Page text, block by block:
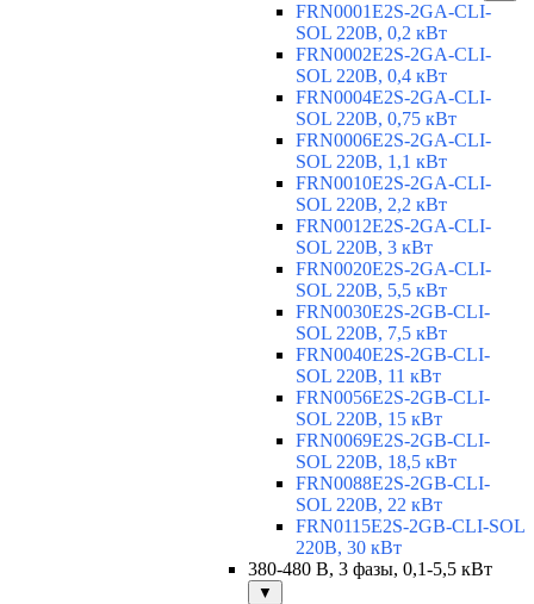
FRN0001E2S-2GA-CLI-
SOL 220В, 0,2 кВт
FRN0002E2S-2GA-CLI-
SOL 220В, 0,4 кВт
FRN0004E2S-2GA-CLI-
SOL 220В, 0,75 кВт
FRN0006E2S-2GA-CLI-
SOL 220В, 1,1 кВт
FRN0010E2S-2GA-CLI-
SOL 220В, 2,2 кВт
FRN0012E2S-2GA-CLI-
SOL 220В, 3 кВт
FRN0020E2S-2GA-CLI-
SOL 220В, 5,5 кВт
FRN0030E2S-2GB-CLI-
SOL 220В, 7,5 кВт
FRN0040E2S-2GB-CLI-
SOL 220В, 11 кВт
FRN0056E2S-2GB-CLI-
SOL 220В, 15 кВт
FRN0069E2S-2GB-CLI-
SOL 220В, 18,5 кВт
FRN0088E2S-2GB-CLI-
SOL 220В, 22 кВт
FRN0115E2S-2GB-CLI-SOL
220В, 30 кВт
380-480 В, 3 фазы, 0,1-5,5 кВт
▼